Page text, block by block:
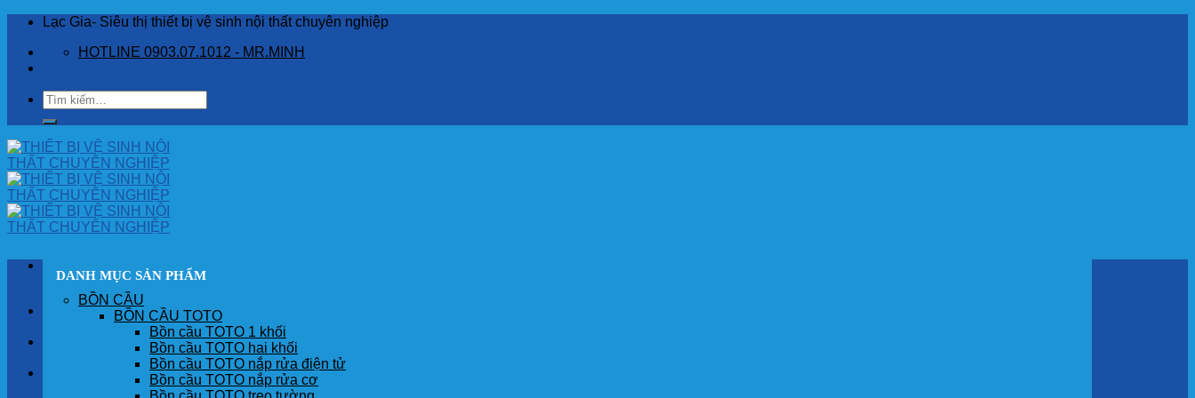
Skip
content
Lạc Gia- Siêu thị thiết bị vệ sinh nội thất chuyên nghiệp
HOTLINE 0903.07.1012 - MR.MINH
Tìm
kiếm:
TRANG CHỦ
DANH MỤC SẢN PHẨM
BỒN CẦU
BỒN CẦU TOTO
Bồn cầu TOTO 1 khối
Bồn cầu TOTO hai khối
Bồn cầu TOTO nắp rửa điện tử
Bồn cầu TOTO nắp rửa cơ